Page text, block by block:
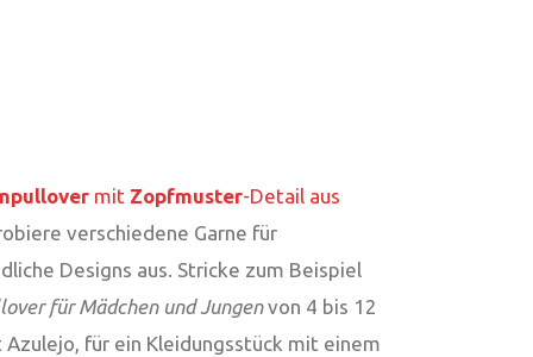
mit Zopfmuster-Detail aus
verschiedene Garne für
Designs aus. Stricke zum Beispiel
für Mädchen und Jungenvon 4 bis 12
Azulejo, für ein Kleidungsstück mit einem